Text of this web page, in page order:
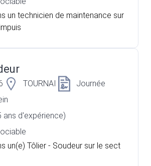
un technicien de maintenance sur
TOURNAI
Journée
ans d'expérience)
un(e) Tôlier - Soudeur sur le sect